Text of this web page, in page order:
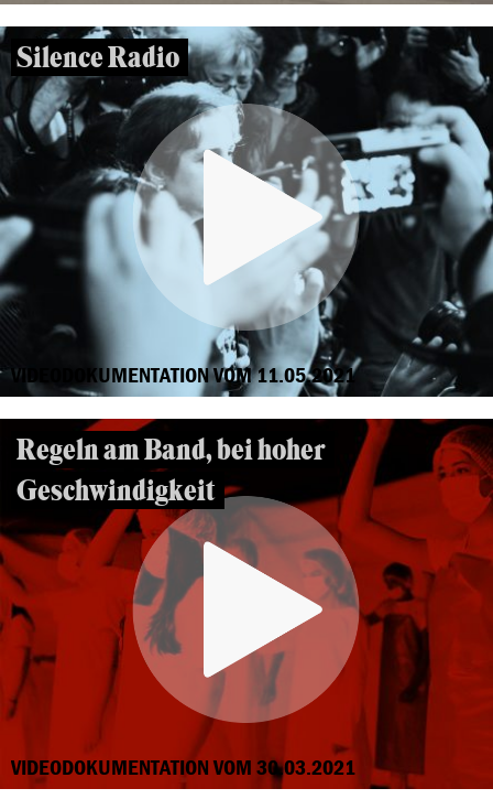
Silence Radio
VIDEODOKUMENTATION VOM 11.05.2021
Regeln am Band, bei hoher
Geschwindigkeit
VIDEODOKUMENTATION VOM 30.03.2021